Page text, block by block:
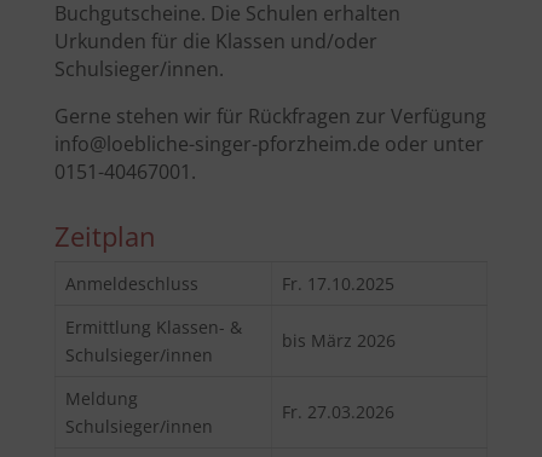
Buchgutscheine. Die Schulen erhalten
Urkunden für die Klassen und/oder
Schulsieger/innen.
Gerne stehen wir für Rückfragen zur Verfügung
info@loebliche-singer-pforzheim.de oder unter
0151-40467001.
Zeitplan
Anmeldeschluss
Fr. 17.10.2025
Ermittlung Klassen- &
Schulsieger/innen
bis März 2026
Meldung
Schulsieger/innen
Fr. 27.03.2026